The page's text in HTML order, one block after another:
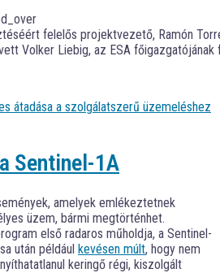
felelős projektvezető, Ramón
Volker Liebig, az ESA
átadása a szolgálatszerű üzemeléshez
Sentinel-1A
amelyek emlékeztetnek
üzem, bármi megtörténhet.
első radaros műholdja, a Sentinel-
után például kevésen múlt, hogy nem
keringő régi, kiszolgált